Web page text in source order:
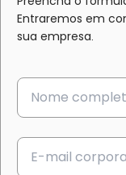
Entraremos em
sua empresa.